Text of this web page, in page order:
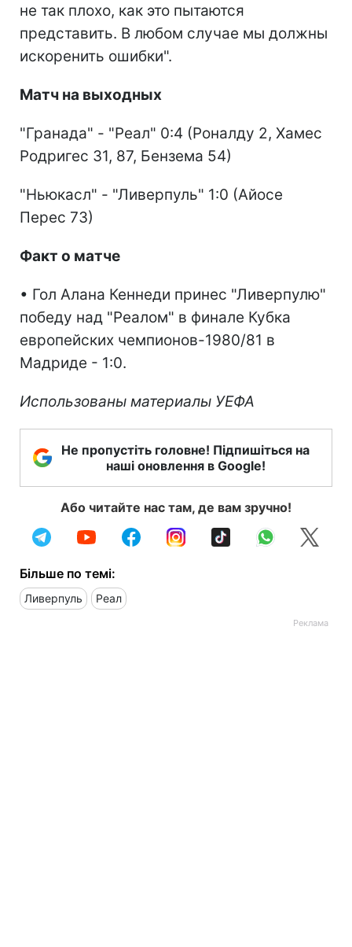
не так плохо, как это пытаются
представить. В любом случае мы должны
искоренить ошибки".
Матч на выходных
"Гранада" - "Реал" 0:4 (Роналду 2, Хамес
Родригес 31, 87, Бензема 54)
"Ньюкасл" - "Ливерпуль" 1:0 (Айосе
Перес 73)
Факт о матче
• Гол Алана Кеннеди принес "Ливерпулю"
победу над "Реалом" в финале Кубка
европейских чемпионов-1980/81 в
Мадриде - 1:0.
Использованы материалы УЕФА
Не пропустіть головне! Підпишіться на
наші оновлення в Google!
Або читайте нас там, де вам зручно!
Більше по темі:
Ливерпуль Реал